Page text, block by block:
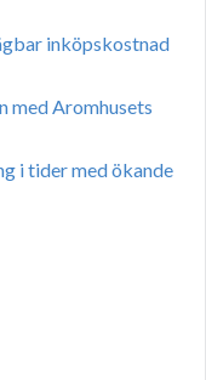
inköpskostnad
med Aromhusets
i tider med ökande